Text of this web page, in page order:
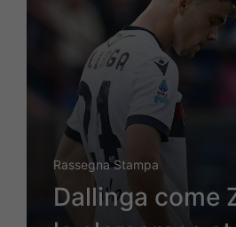
Rassegna Stampa
Dallinga come